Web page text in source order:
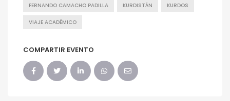
FERNANDO CAMACHO PADILLA KURDISTÁN KURDOS
VIAJE ACADÉMICO
COMPARTIR EVENTO